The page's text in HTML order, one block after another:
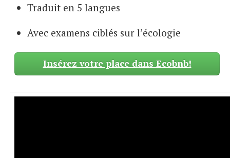
Traduit en 5 langues
Avec examens ciblés sur l’écologie
Insérez votre place dans Ecobnb!